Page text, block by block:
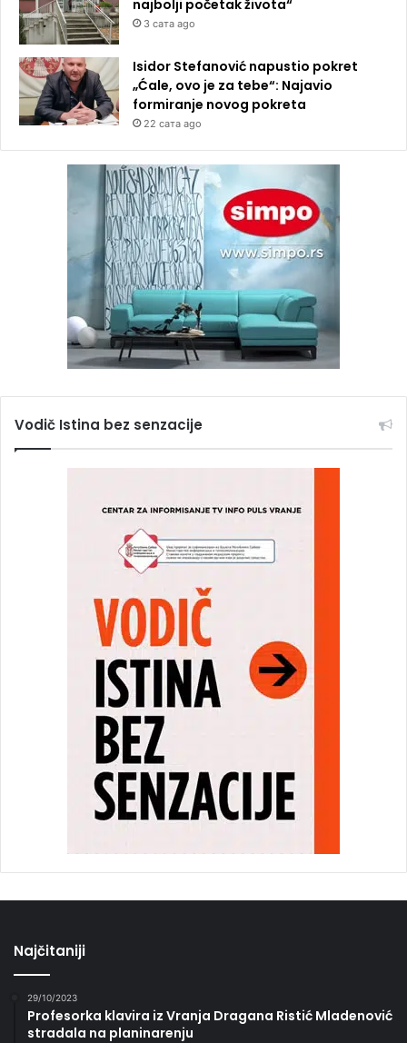
najbolji početak života“
3 сата ago
Isidor Stefanović napustio pokret
„Ćale, ovo je za tebe“: Najavio
formiranje novog pokreta
22 сата ago
Vodič Istina bez senzacije
Najčitaniji
29/10/2023
Profesorka klavira iz Vranja Dragana Ristić Mladenović
stradala na planinarenju